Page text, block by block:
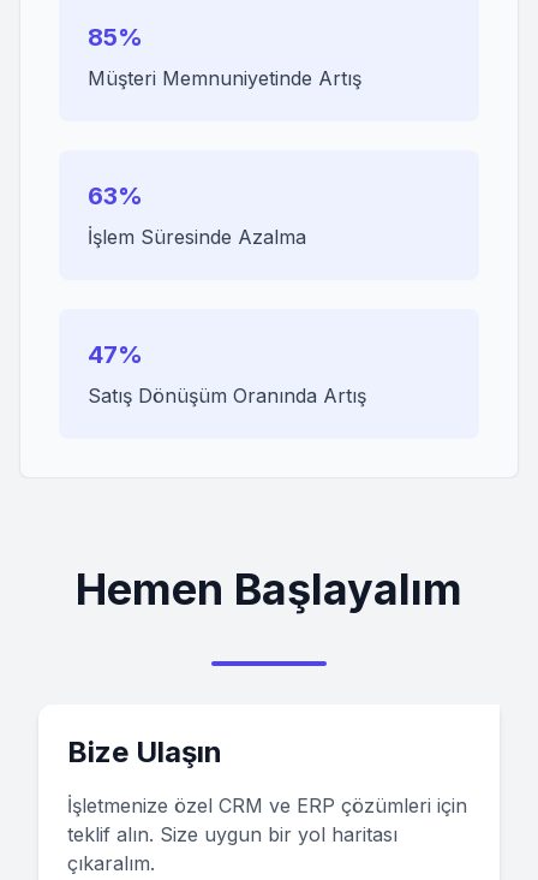
85%
Müşteri Memnuniyetinde Artış
63%
İşlem Süresinde Azalma
47%
Satış Dönüşüm Oranında Artış
Hemen Başlayalım
Bize Ulaşın
İşletmenize özel CRM ve ERP çözümleri için
teklif alın. Size uygun bir yol haritası
çıkaralım.